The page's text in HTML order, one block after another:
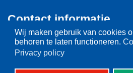
Wij maken gebruik van cookies
behoren te laten functioneren.
Privacy policy
Contact informatie
Postbus 59
8320 AB URK